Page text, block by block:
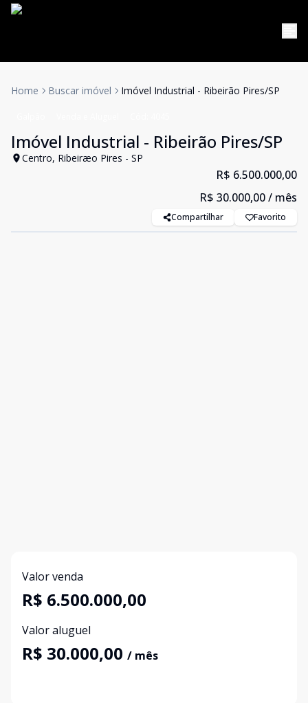
Home Buscar imóvel Imóvel Industrial - Ribeirão Pires/SP
Imóvel Industrial - Ribeirão Pires/SP
Centro, Ribeiræo Pires - SP
R$ 6.500.000,00
R$ 30.000,00/ mês
Compartilhar Favorito
Valor venda
R$ 6.500.000,00
Valor aluguel
R$ 30.000,00 / mês